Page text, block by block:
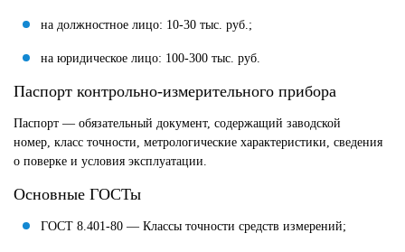
на должностное лицо: 10-30 тыс. руб.;
на юридическое лицо: 100-300 тыс. руб.
Паспорт контрольно-измерительного прибора
Паспорт — обязательный документ, содержащий заводской
номер, класс точности, метрологические характеристики, сведения
о поверке и условия эксплуатации.
Основные ГОСТы
ГОСТ 8.401-80 — Классы точности средств измерений;